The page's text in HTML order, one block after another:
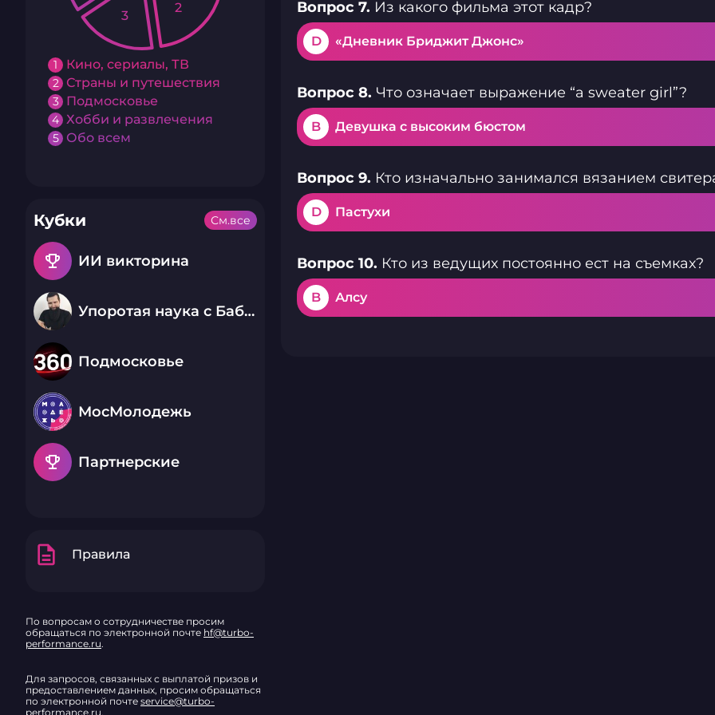
1 Кино, сериалы, ТВ
2 Страны и путешествия
3 Подмосковье
4 Хобби и развлечения
5 Обо всем
2
3
Кубки
emoji_events ИИ викторина
Упоротая наука с Бабаем Лютым
Подмосковье
МосМолодежь
emoji_events Партнерские
См.все
description Правила
По вопросам о сотрудничестве просим
обращаться по электронной почте hf@turbo-
performance.ru.
Для запросов, связанных с выплатой призов и
предоставлением данных, просим обращаться
по электронной почте service@turbo-
performance.ru.
Вопрос 7. Из какого фильма этот кадр?
D «Дневник Бриджит Джонс»
Вопрос 8. Что означает выражение “a sweater girl”?
B Девушка с высоким бюстом
Вопрос 9. Кто изначально занимался вязанием
D Пастухи
Вопрос 10. Кто из ведущих постоянно ест на съемках?
B Алсу